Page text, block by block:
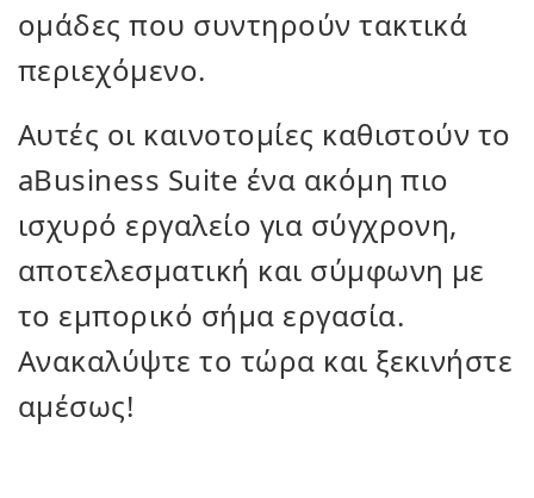
ομάδες που συντηρούν τακτικά
περιεχόμενο.
Αυτές οι καινοτομίες καθιστούν το
aBusiness Suite ένα ακόμη πιο
ισχυρό εργαλείο για σύγχρονη,
αποτελεσματική και σύμφωνη με
το εμπορικό σήμα εργασία.
Ανακαλύψτε το τώρα και ξεκινήστε
αμέσως!